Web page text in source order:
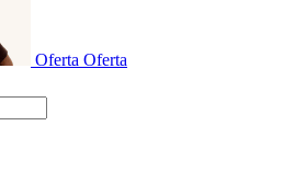
Oferta Oferta